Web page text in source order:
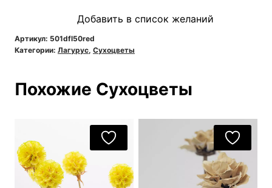
Добавить в список желаний
Артикул: 501dfl50red
Категории: Лагурус, Сухоцветы
Похожие Сухоцветы